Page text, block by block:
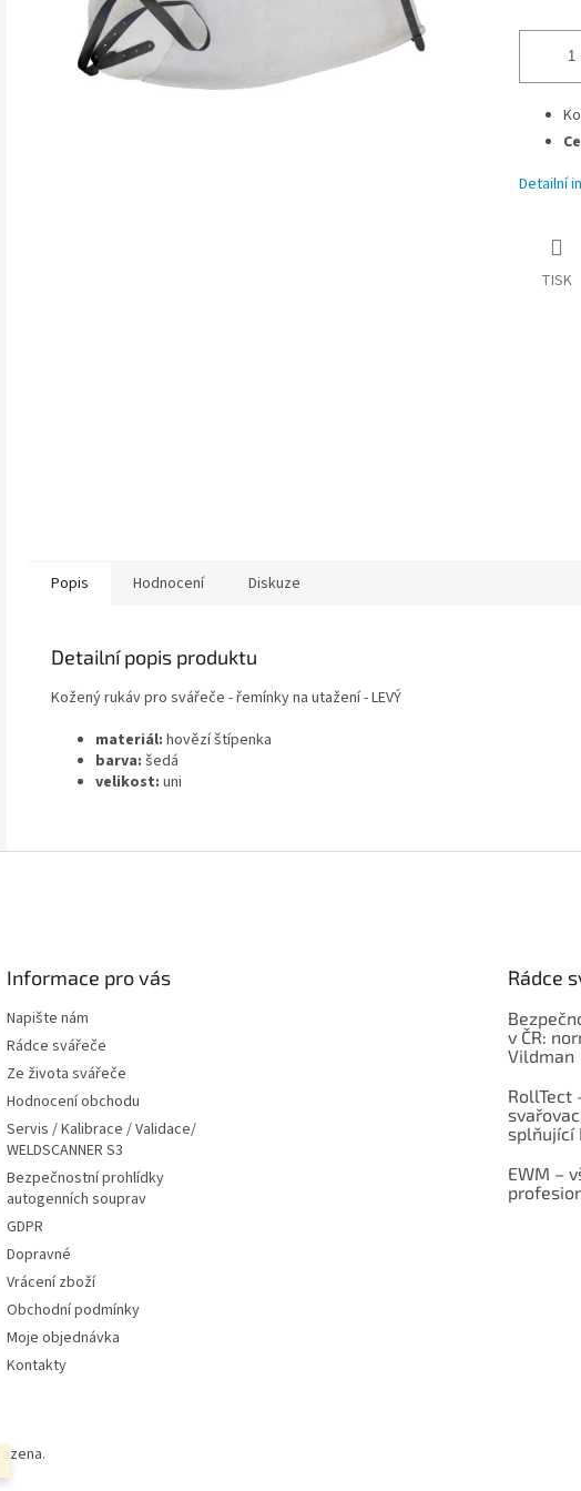
Detailní
TISK
Popis Hodnocení Diskuze
Detailní popis produktu
Kožený rukáv pro svářeče - řemínky na utažení - LEVÝ
materiál: hovězí štípenka
barva: šedá
velikost: uni
Informace pro vás
Napište nám
Rádce svářeče
Ze života svářeče
Hodnocení obchodu
Servis / Kalibrace / Validace/
WELDSCANNER S3
Bezpečnostní prohlídky
autogenních souprav
GDPR
Dopravné
Vrácení zboží
Obchodní podmínky
Moje objednávka
Kontakty
Rádce
v ČR:
Vildman
RollTect
splňující
EWM –